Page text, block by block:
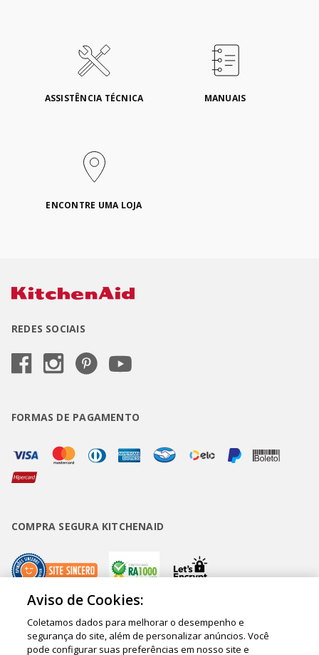
ASSISTÊNCIA TÉCNICA MANUAIS
ENCONTRE UMA LOJA
REDES SOCIAIS
FORMAS DE PAGAMENTO
COMPRA SEGURA KITCHENAID
Copyright • BUD Comércio de Eletrodomésticos Ltda. ® 2020 - CNPJ
62.058.318/0007-76. - Inscrição Municipal/Estadual 148.044.198.118 Sede:
Aviso de Cookies:
Coletamos dados para melhorar o desempenho e
segurança do site, além de personalizar anúncios. Você
pode configurar suas preferências em nosso site e